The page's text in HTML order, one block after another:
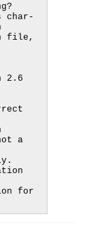
char-
2.6
a